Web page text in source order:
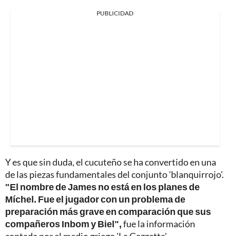
PUBLICIDAD
Y es que sin duda, el cucuteño se ha convertido en una
de las piezas fundamentales del conjunto 'blanquirrojo'.
"El nombre de James no está en los planes de
Míchel. Fue el jugador con un problema de
preparación más grave en comparación que sus
compañeros Inbom y Biel",fue la información